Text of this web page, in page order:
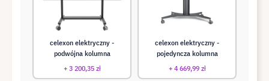
celexon elektryczny -
podwójna kolumna
+ 3 200,35 zł
celexon elektryczny -
pojedyncza kolumna
+ 4 669,99 zł